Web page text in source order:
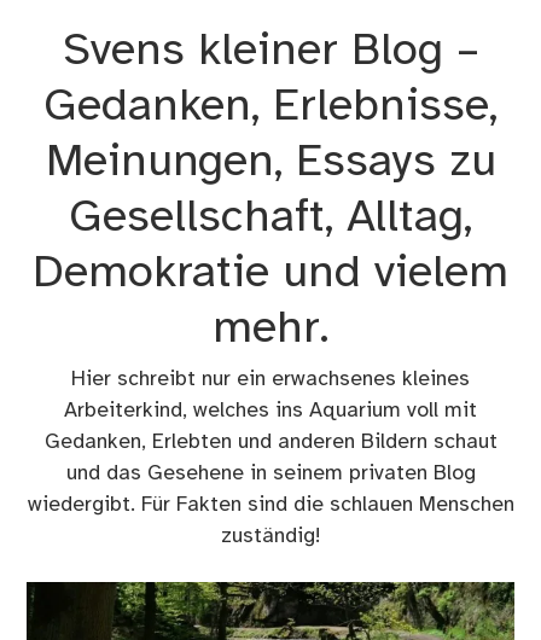
Svens kleiner Blog –
Gedanken, Erlebnisse,
Meinungen, Essays zu
Gesellschaft, Alltag,
Demokratie und vielem
mehr.
Hier schreibt nur ein erwachsenes kleines
Arbeiterkind, welches ins Aquarium voll mit
Gedanken, Erlebten und anderen Bildern schaut
und das Gesehene in seinem privaten Blog
wiedergibt. Für Fakten sind die schlauen Menschen
zuständig!